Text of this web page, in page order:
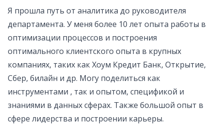
Я прошла путь от аналитика до руководителя
департамента. У меня более 10 лет опыта работы в
оптимизации процессов и построения
оптимального клиентского опыта в крупных
компаниях, таких как Хоум Кредит Банк, Открытие,
Сбер, билайн и др. Могу поделиться как
инструментами , так и опытом, спецификой и
знаниями в данных сферах. Также большой опыт в
сфере лидерства и построении карьеры.